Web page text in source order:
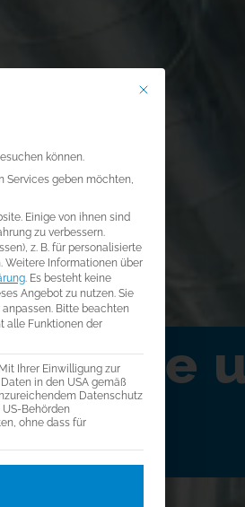
irekte
Mit diesem Button
Einstellungen
können.
Services geben möchten,
Einige von ihnen sind
zu verbessern.
z. B. für personalisierte
Weitere Informationen über
. Es besteht keine
Angebot zu nutzen. Sie
Bitte beachten
alle Funktionen der
Ihrer Einwilligung zur
in den USA gemäß
Datenschutz
Behörden
ohne dass für